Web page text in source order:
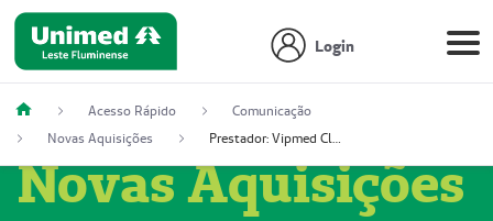
Login
Acesso Rápido
Comunicação
Novas Aquisições
Prestador: Vipmed Clínica Geral Ltda, 51004349-0 (Nome Fantasia: Policlínica Master)
Novas Aquisições